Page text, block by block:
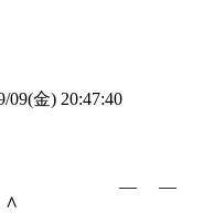
09(金) 20:47:40